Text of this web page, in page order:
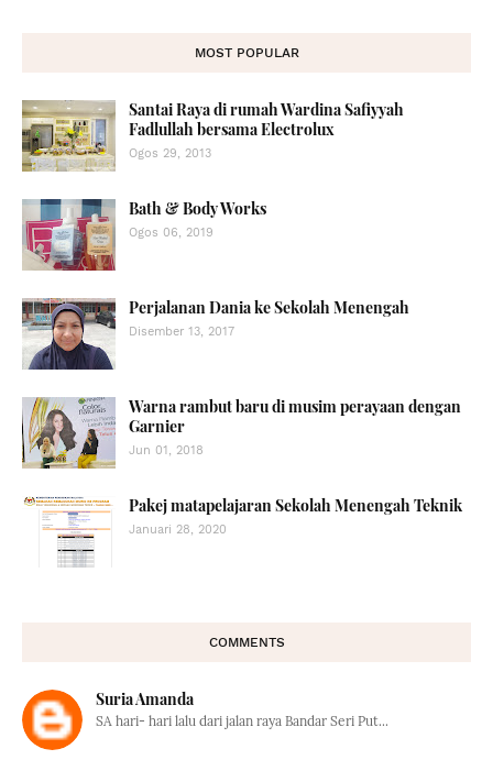
MOST POPULAR
Santai Raya di rumah Wardina Safiyyah
Fadlullah bersama Electrolux
Ogos 29, 2013
Bath & Body Works
Ogos 06, 2019
Perjalanan Dania ke Sekolah Menengah
Disember 13, 2017
Warna rambut baru di musim perayaan dengan
Garnier
Jun 01, 2018
Pakej matapelajaran Sekolah Menengah Teknik
Januari 28, 2020
COMMENTS
Suria Amanda
SA hari- hari lalu dari jalan raya Bandar Seri Put...